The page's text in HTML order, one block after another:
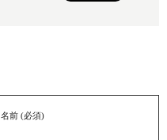
名前 (必須)